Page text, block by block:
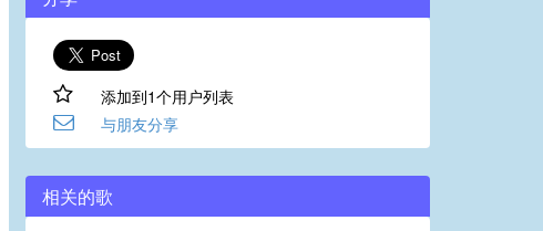
添加到1个用户列表
与朋友分享
相关的歌